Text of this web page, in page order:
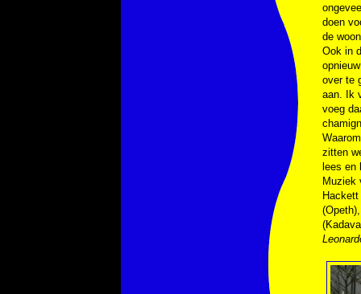
doen
de
Ook in
over te
aan. Ik
voeg
zitten
lees
Muziek